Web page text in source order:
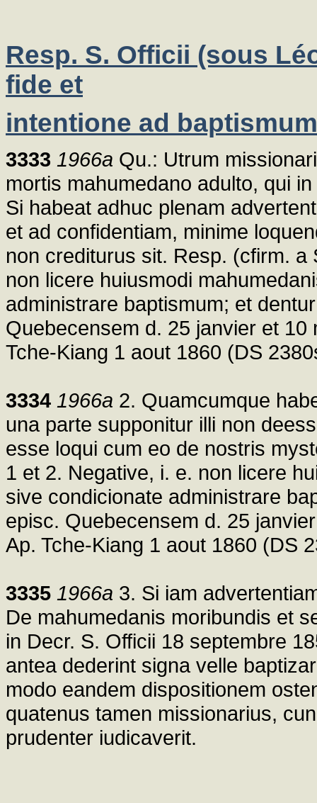
Resp. S. Officii (sous
fide et
intentione ad
3333 1966a Qu.: Utrum
mortis mahumedano adulto, qui
Si habeat adhuc plenam
et ad confidentiam, minime
non crediturus sit. Resp. (cfirm.
non licere huiusmodi
administrare baptismum; et
Quebecensem d. 25 janvier et 10
Tche-Kiang 1 aout 1860 (DS
3334 1966a 2. Quamcumque
una parte supponitur illi non
esse loqui cum eo de nostris
1 et 2. Negative, i. e. non licere
sive condicionate administrare
episc. Quebecensem d. 25
Ap. Tche-Kiang 1 aout 1860 (DS
3335 1966a 3. Si iam
De mahumedanis moribundis et
in Decr. S. Officii 18 septembre
antea dederint signa velle
modo eandem dispositionem
quatenus tamen missionarius,
prudenter iudicaverit.